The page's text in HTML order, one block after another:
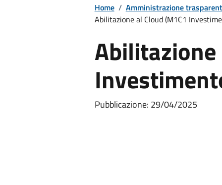
Home / Amministrazione
Abilitazione al Cloud (M1C1
Abilitazione
Pubblicazione: 29/04/2025